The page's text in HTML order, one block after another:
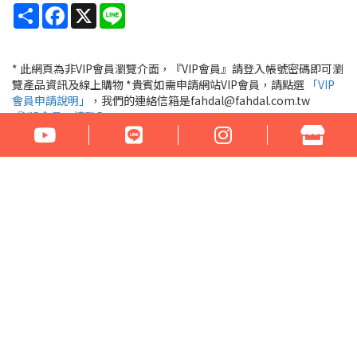
Share Facebook
X
* 此網頁為非VIP會員瀏覽介面，『VIP會員』請登入帳號密碼即可瀏
覽產品資訊及線上購物 *貴賓如需申請網站VIP會員，請點選 「VIP
會員申請說明」
，我們的連絡信箱是fahdal@fahdal.com.tw
『VIP會員』請登入